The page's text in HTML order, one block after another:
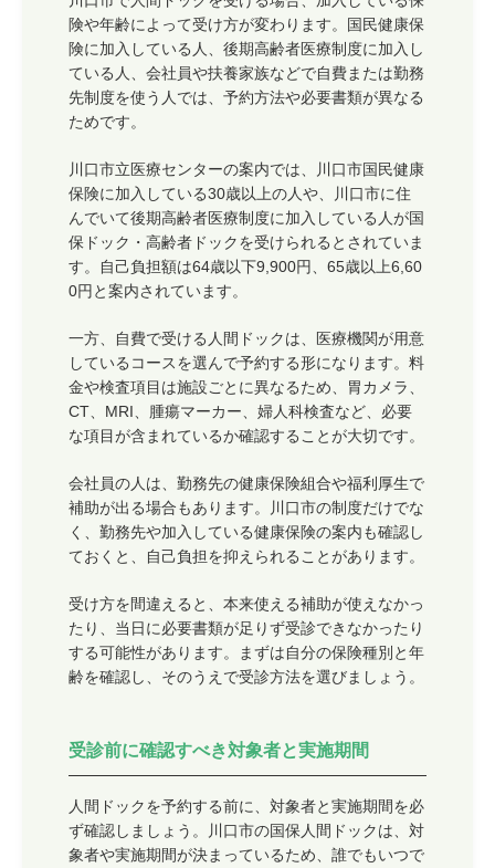
険や年齢によって受け方が変わります。国民健康保
険に加入している人、後期高齢者医療制度に加入し
ている人、会社員や扶養家族などで自費または勤務
先制度を使う人では、予約方法や必要書類が異なる
ためです。
川口市立医療センターの案内では、川口市国民健康
保険に加入している30歳以上の人や、川口市に住
んでいて後期高齢者医療制度に加入している人が国
保ドック・高齢者ドックを受けられるとされていま
す。自己負担額は64歳以下9,900円、65歳以上6,60
0円と案内されています。
一方、自費で受ける人間ドックは、医療機関が用意
しているコースを選んで予約する形になります。料
金や検査項目は施設ごとに異なるため、胃カメラ、
CT、MRI、腫瘍マーカー、婦人科検査など、必要
な項目が含まれているか確認することが大切です。
会社員の人は、勤務先の健康保険組合や福利厚生で
補助が出る場合もあります。川口市の制度だけでな
く、勤務先や加入している健康保険の案内も確認し
ておくと、自己負担を抑えられることがあります。
受け方を間違えると、本来使える補助が使えなかっ
たり、当日に必要書類が足りず受診できなかったり
する可能性があります。まずは自分の保険種別と年
齢を確認し、そのうえで受診方法を選びましょう。
受診前に確認すべき対象者と実施期間
人間ドックを予約する前に、対象者と実施期間を必
ず確認しましょう。川口市の国保人間ドックは、対
象者や実施期間が決まっているため、誰でもいつで